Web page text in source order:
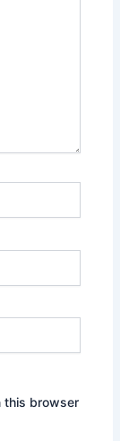
this browser